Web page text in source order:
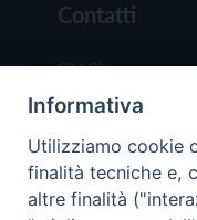
Contatti
Chi Siamo
Redazione
Scrivici
Informativa
Utilizziamo cookie
finalità tecniche e,
altre finalità